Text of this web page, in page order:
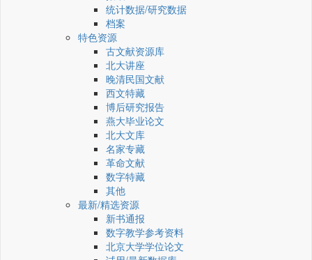
统计数据/研究数据
档案
特色资源
古文献资源库
北大讲座
晚清民国文献
西文特藏
博后研究报告
燕大毕业论文
北大文库
名家专藏
革命文献
数字特藏
其他
最新/精选资源
新书通报
数字教学参考资料
北京大学学位论文